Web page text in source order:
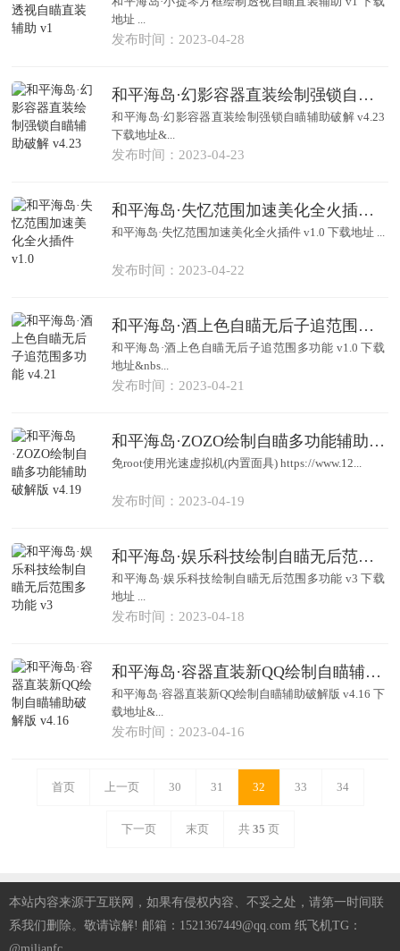
地址 ...
发布时间：2023-04-28
和平海岛·幻影容器直装绘制强锁自瞄辅助破解 v4.23
和平海岛·幻影容器直装绘制强锁自瞄辅助破解 v4.23
下载地址&...
发布时间：2023-04-23
和平海岛·失忆范围加速美化全火插件 v1.0
和平海岛·失忆范围加速美化全火插件 v1.0 下载地址 ...
发布时间：2023-04-22
和平海岛·酒上色自瞄无后子追范围多功能 v4.21
和平海岛·酒上色自瞄无后子追范围多功能 v1.0 下载
地址&nbs...
发布时间：2023-04-21
和平海岛·ZOZO绘制自瞄多功能辅助破解版 v4.19
免root使用光速虚拟机(内置面具) https://www.12...
发布时间：2023-04-19
和平海岛·娱乐科技绘制自瞄无后范围多功能 v3
和平海岛·娱乐科技绘制自瞄无后范围多功能 v3 下载
地址 ...
发布时间：2023-04-18
和平海岛·容器直装新QQ绘制自瞄辅助破解版 v4.16
和平海岛·容器直装新QQ绘制自瞄辅助破解版 v4.16 下
载地址&...
发布时间：2023-04-16
首页 上一页 30 31 32 33 34
下一页 末页 共 35 页
本站内容来源于互联网，如果有侵权内容、不妥之处，请第一时间联
系我们删除。敬请谅解! 邮箱：1521367449@qq.com 纸飞机TG：